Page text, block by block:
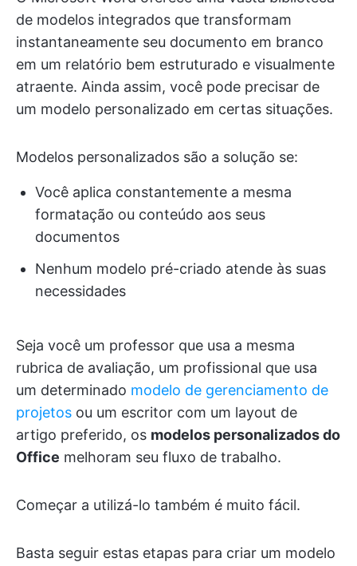
de modelos integrados que transformam
instantaneamente seu documento em branco
em um relatório bem estruturado e visualmente
atraente. Ainda assim, você pode precisar de
um modelo personalizado em certas situações.
Modelos personalizados são a solução se:
Você aplica constantemente a mesma
formatação ou conteúdo aos seus
documentos
Nenhum modelo pré-criado atende às suas
necessidades
Seja você um professor que usa a mesma
rubrica de avaliação, um profissional que usa
um determinado modelo de gerenciamento de
projetos ou um escritor com um layout de
artigo preferido, os modelos personalizados do
Office melhoram seu fluxo de trabalho.
Começar a utilizá-lo também é muito fácil.
Basta seguir estas etapas para criar um modelo